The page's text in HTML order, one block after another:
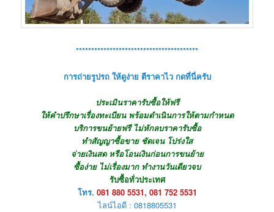
****************************************
การถ่ายรูปรถ ให้ดูง่าย ตีราคาไว กดที่นี่ครับ
ประเมินราคารับซื้อให้ฟรี
ให้คำปรึกษาเรื่องทะเบียน พร้อมดำเนินการให้ตามกำหนด
บริการขนย้ายฟรี ไม่หักลบราคารับซื้อ
ทำสัญญาซื้อขาย ชัดเจน โปร่งใส
จ่ายเงินสด หรือโอนเงินก่อนการขนย้าย
ซื้อง่าย ไม่เรื่องมาก ทำงานวันเดียวจบ
รับซื้อทั่วประเทศ
โทร. 081 880 5531, 081 752 5531
ไลน์ไอดี : 0818805531